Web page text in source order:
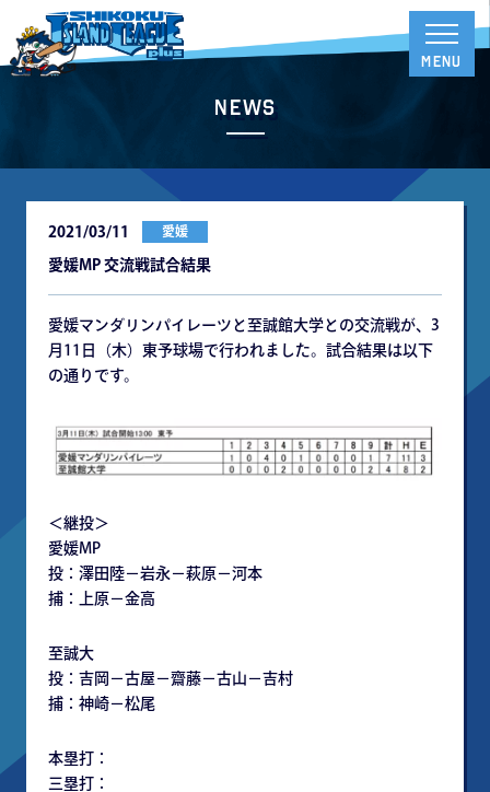
News
2021/03/11 愛媛
愛媛MP 交流戦試合結果
愛媛マンダリンパイレーツと至誠館大学との交流戦が、3
月11日（木）東予球場で行われました。試合結果は以下
の通りです。
＜継投＞
愛媛MP
投：澤田陸－岩永－萩原－河本
捕：上原－金高
至誠大
投：吉岡－古屋－齋藤－古山－吉村
捕：神崎－松尾
本塁打：
三塁打：